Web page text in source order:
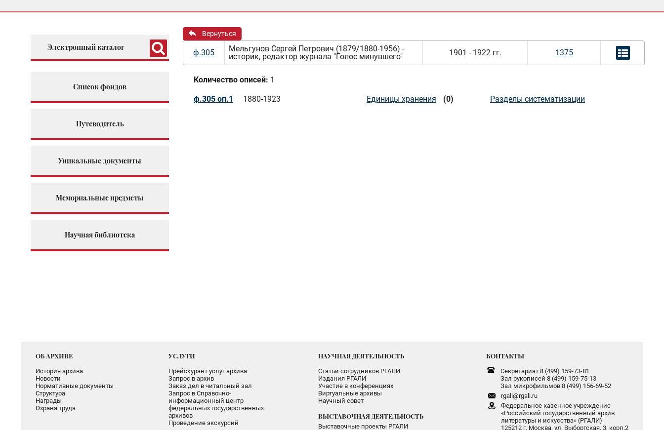
Электронный каталог
Список фондов
Путеводитель
Уникальные документы
Мемориальные предметы
Научная библиотека
Вернуться
ф.305
Мельгунов Сергей Петрович (1879/1880-1956) -
историк, редактор журнала "Голос минувшего"
1901 - 1922 гг. 1375
Количество описей: 1
ф.305 оп.1 1880-1923 Единицы хранения (0) Разделы систематизации
ОБ АРХИВЕ
История архива
Новости
Нормативные документы
Структура
Награды
Охрана труда
УСЛУГИ
Прейскурант услуг архива
Запрос в архив
Заказ дел в читальный зал
Запрос в Справочно-
информационный центр
федеральных государственных
архивов
Проведение экскурсий
НАУЧНАЯ ДЕЯТЕЛЬНОСТЬ
Статьи сотрудников РГАЛИ
Издания РГАЛИ
Участие в конференциях
Виртуальные архивы
Научный совет
ВЫСТАВОЧНАЯ ДЕЯТЕЛЬНОСТЬ
Выставочные проекты РГАЛИ
КОНТАКТЫ
Секретариат 8 (499) 159-73-81
Зал рукописей 8 (499) 159-75-13
Зал микрофильмов 8 (499) 156-69-52
rgali@rgali.ru
Федеральное казенное учреждение
«Российский государственный архив
литературы и искусства» (РГАЛИ)
125212 г. Москва, ул. Выборгская, 3, корп.2